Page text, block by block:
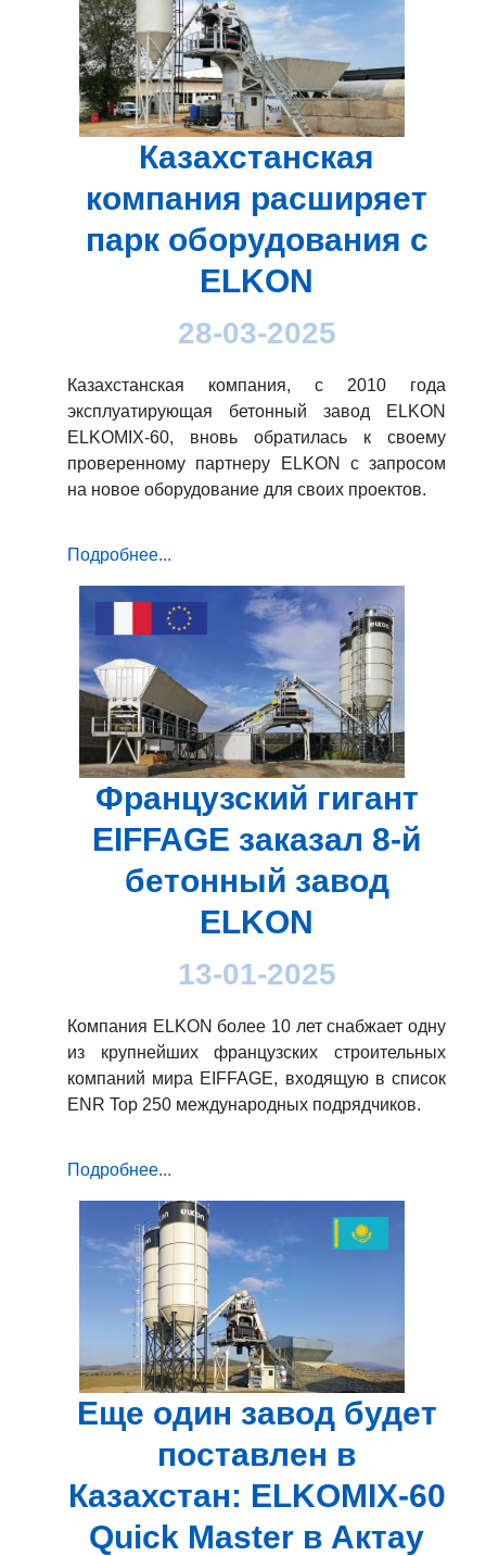
Казахстанская
компания расширяет
парк оборудования с
ELKON
28-03-2025
Казахстанская компания, с 2010 года
эксплуатирующая бетонный завод ELKON
ELKOMIX-60, вновь обратилась к своему
проверенному партнеру ELKON с запросом
на новое оборудование для своих проектов.
Подробнее...
Французский гигант
EIFFAGE заказал 8-й
бетонный завод
ELKON
13-01-2025
Компания ELKON более 10 лет снабжает одну
из крупнейших французских строительных
компаний мира EIFFAGE, входящую в список
ENR Top 250 международных подрядчиков.
Подробнее...
Еще один завод будет
поставлен в
Казахстан: ELKOMIX-60
Quick Master в Актау